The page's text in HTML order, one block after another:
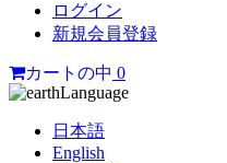
ログイン
新規会員登録
カートの中 0
Language
日本語
English